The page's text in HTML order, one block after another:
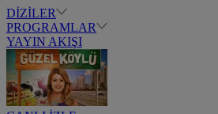
DİZİLER
PROGRAMLAR
YAYIN AKIŞI